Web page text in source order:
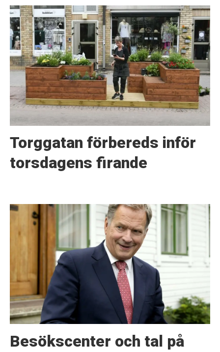
Torggatan förbereds inför
torsdagens firande
Besökscenter och tal på